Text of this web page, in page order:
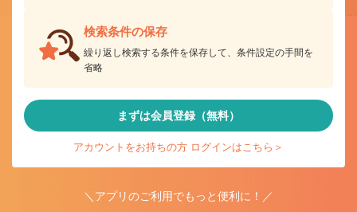
検索条件の保存
繰り返し検索する条件を保存して、条件設定の手間を
省略
まずは会員登録（無料）
アカウントをお持ちの方 ログインはこちら＞
＼アプリのご利用でもっと便利に！／